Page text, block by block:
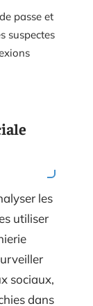
passe et
suspectes
les
utiliser
sociaux,
dans